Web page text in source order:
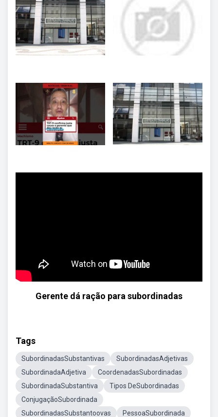
Gerente dá ração para subordinadas
Tags
SubordinadasSubstantivas
SubordinadasAdjetivas
SubordinadaAdjetiva
CoordenadasSubordinadas
SubordinadaSubstantiva
Tipos DeSubordinadas
ConjugaçãoSubordinada
SubordinadasSubstantoovas
PessoaSubordinada